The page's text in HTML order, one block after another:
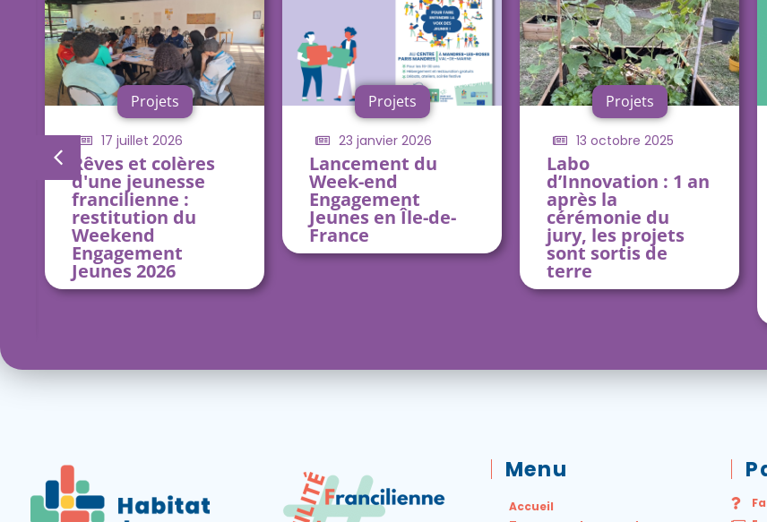
Projets
17 juillet 2026
Rêves et colères
d'une jeunesse
francilienne :
restitution du
Weekend
Engagement
Jeunes 2026
Projets
23 janvier 2026
Lancement du
Week-end
Engagement
Jeunes en Île-de-
France
Projets
13 octobre 2025
Labo
d’Innovation : 1 an
après la
cérémonie du
jury, les projets
sont sortis de
terre
Menu
Accueil